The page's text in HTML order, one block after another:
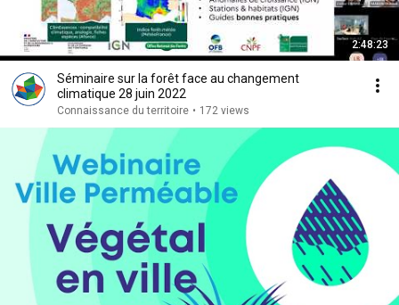
2:48:23
Séminaire sur la forêt face au changement
climatique 28 juin 2022
Connaissance du territoire • 172 views